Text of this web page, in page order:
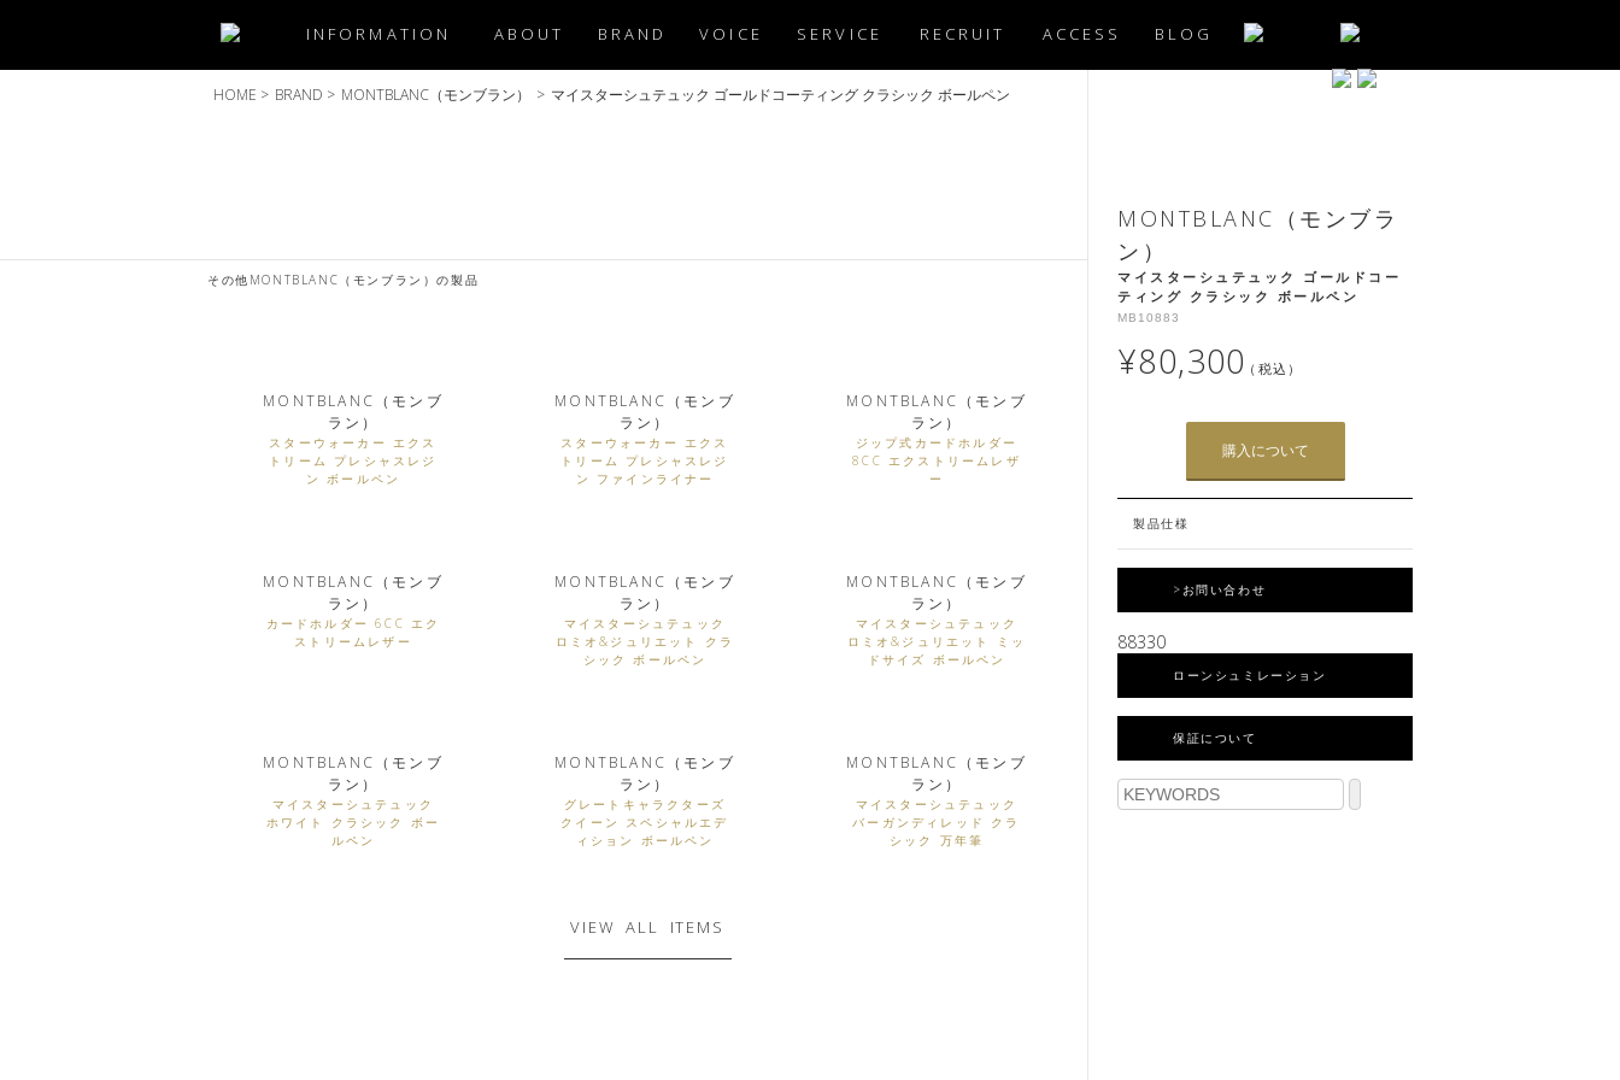
INFORMATION ABOUT BRAND VOICE SERVICE RECRUIT ACCESS BLOG
HOME > BRAND > MONTBLANC（モンブラン） > マイスターシュテュック ゴールドコーティング クラシック ボールペン
その他MONTBLANC（モンブラン）の製品
MONTBLANC（モンブ
ラン）
スターウォーカー エクス
トリーム プレシャスレジ
ン ボールペン
MONTBLANC（モンブ
ラン）
スターウォーカー エクス
トリーム プレシャスレジ
ン ファインライナー
MONTBLANC（モンブ
ラン）
ジップ式カードホルダー
8CC エクストリームレザ
ー
MONTBLANC（モンブ
ラン）
カードホルダー 6CC エク
ストリームレザー
MONTBLANC（モンブ
ラン）
マイスターシュテュック
ロミオ&ジュリエット クラ
シック ボールペン
MONTBLANC（モンブ
ラン）
マイスターシュテュック
ロミオ&ジュリエット ミッ
ドサイズ ボールペン
MONTBLANC（モンブ
ラン）
マイスターシュテュック
ホワイト クラシック ボー
ルペン
MONTBLANC（モンブ
ラン）
グレートキャラクターズ
クイーン スペシャルエデ
ィション ボールペン
MONTBLANC（モンブ
ラン）
マイスターシュテュック
バーガンディレッド クラ
シック 万年筆
VIEW ALL ITEMS
MONTBLANC（モンブラ
ン）
マイスターシュテュック ゴールドコー
ティング クラシック ボールペン
MB10883
¥80,300（税込）
購入について
製品仕様
>お問い合わせ
88330
ローンシュミレーション
保証について